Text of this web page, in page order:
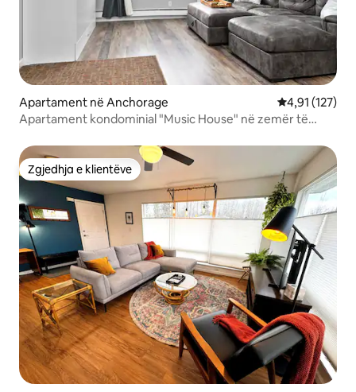
Apartament në Anchorage Vlerësimi
4,91 (127)
Apartament kondominial "Music House" në zemër të
Zgjedhja e klientëve
Zgjedhja e klientëve